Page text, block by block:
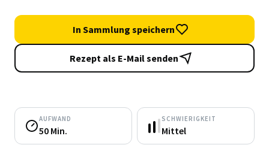
In Sammlung speichern
Rezept als E-Mail senden
AUFWAND
50 Min.
SCHWIERIGKEIT
Mittel